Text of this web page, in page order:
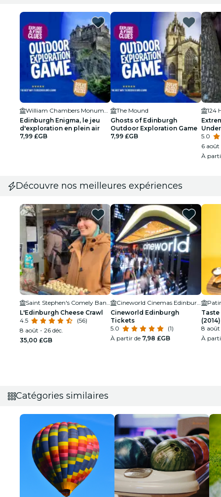
William Chambers Monument
Edinburgh Enigma, le jeu
d'exploration en plein air
7,99 £GB
The Mound
Ghosts of Edinburgh
Outdoor Exploration Game
7,99 £GB
124
5.0
6 août
À
Découvre nos meilleures expériences
Saint Stephen's Comely Bank Church
L'Edinburgh Cheese Crawl
4.5
(56)
8 août - 26 déc.
35,00 £GB
Cineworld Cinemas Edinburgh
Cineworld Edinburgh
Tickets
5.0
(1)
À partir de 7,98 £GB
Taste
8 août
À
Catégories similaires